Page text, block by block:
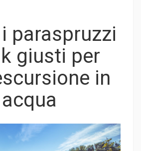
paraspruzzi
giusti per
in
acqua